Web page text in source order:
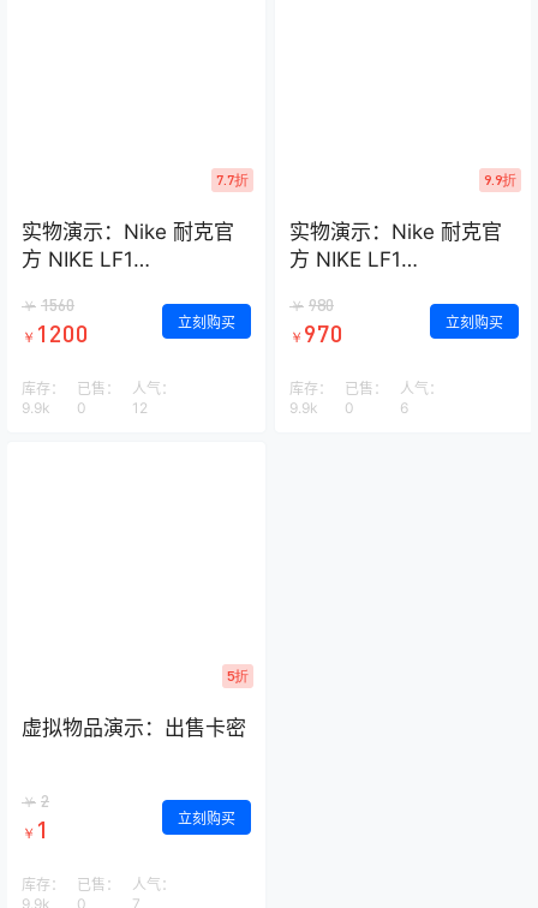
7.7折
实物演示：Nike 耐克官
方 NIKE LF1
运动鞋 AA1125
￥ 1560
￥ 1200 立刻购买
库存：
9.9k
已售：
0
人气：
12
9.9折
实物演示：Nike 耐克官
方 NIKE LF1
运动鞋 AA1125
￥ 980
￥ 970 立刻购买
库存：
9.9k
已售：
0
人气：
6
5折
虚拟物品演示：出售卡密
￥ 2
￥ 1 立刻购买
库存：
9.9k
已售：
0
人气：
7